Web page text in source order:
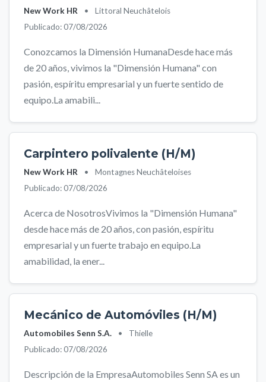
New Work HR •
Littoral Neuchâtelois
Publicado: 07/08/2026
Conozcamos la Dimensión HumanaDesde hace más
de 20 años, vivimos la "Dimensión Humana" con
pasión, espíritu empresarial y un fuerte sentido de
equipo.La amabili...
Carpintero polivalente (H/M)
New Work HR •
Montagnes Neuchâteloises
Publicado: 07/08/2026
Acerca de NosotrosVivimos la "Dimensión Humana"
desde hace más de 20 años, con pasión, espíritu
empresarial y un fuerte trabajo en equipo.La
amabilidad, la ener...
Mecánico de Automóviles (H/M)
Automobiles Senn S.A. •
Thielle
Publicado: 07/08/2026
Descripción de la EmpresaAutomobiles Senn SA es un